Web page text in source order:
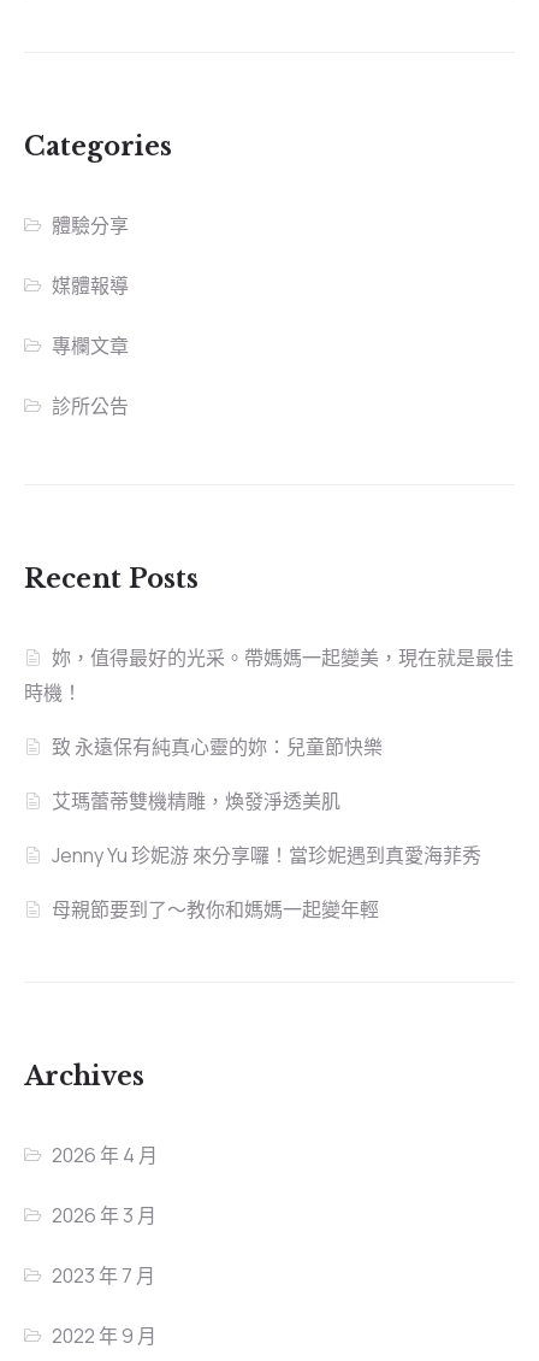
Categories
體驗分享
媒體報導
專欄文章
診所公告
Recent Posts
妳，值得最好的光采。帶媽媽一起變美，現在就是最佳
時機！
致 永遠保有純真心靈的妳：兒童節快樂
艾瑪蕾蒂雙機精雕，煥發淨透美肌
Jenny Yu 珍妮游 來分享囉！當珍妮遇到真愛海菲秀
母親節要到了～教你和媽媽一起變年輕
Archives
2026 年 4 月
2026 年 3 月
2023 年 7 月
2022 年 9 月